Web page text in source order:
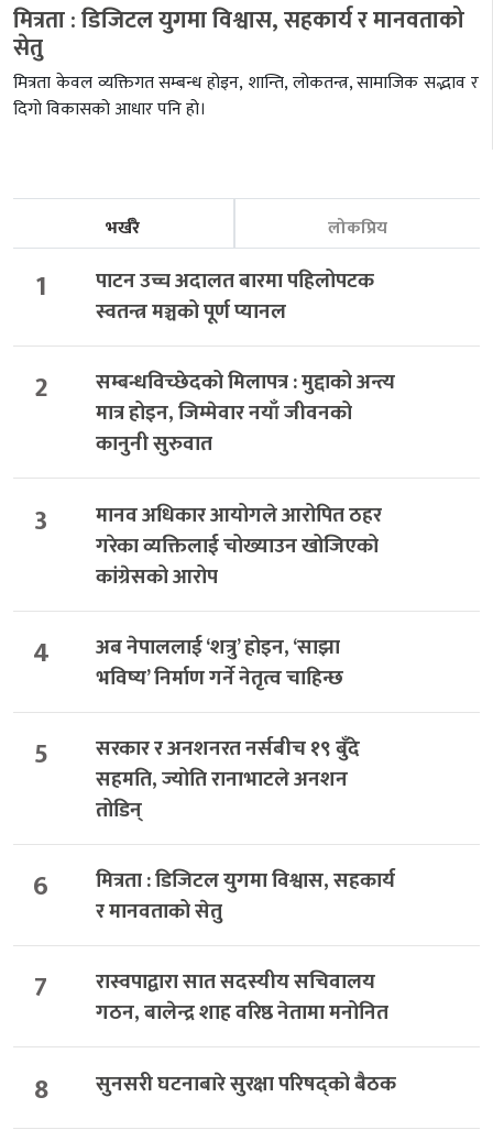
मित्रता : डिजिटल युगमा विश्वास, सहकार्य र मानवताको
सेतु
मित्रता केवल व्यक्तिगत सम्बन्ध होइन, शान्ति, लोकतन्त्र, सामाजिक सद्भाव र
दिगो विकासको आधार पनि हो।
भर्खरै लोकप्रिय
1
पाटन उच्च अदालत बारमा पहिलोपटक
स्वतन्त्र मञ्चको पूर्ण प्यानल
2
सम्बन्धविच्छेदको मिलापत्र : मुद्दाको अन्त्य
मात्र होइन, जिम्मेवार नयाँ जीवनको
कानुनी सुरुवात
3
मानव अधिकार आयोगले आरोपित ठहर
गरेका व्यक्तिलाई चोख्याउन खोजिएको
कांग्रेसको आरोप
4
अब नेपाललाई ‘शत्रु’ होइन, ‘साझा
भविष्य’ निर्माण गर्ने नेतृत्व चाहिन्छ
5
सरकार र अनशनरत नर्सबीच १९ बुँदे
सहमति, ज्योति रानाभाटले अनशन
तोडिन्
6
मित्रता : डिजिटल युगमा विश्वास, सहकार्य
र मानवताको सेतु
7
रास्वपाद्वारा सात सदस्यीय सचिवालय
गठन, बालेन्द्र शाह वरिष्ठ नेतामा मनोनित
8 सुनसरी घटनाबारे सुरक्षा परिषद्को बैठक